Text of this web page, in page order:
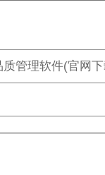
管理软件(官网